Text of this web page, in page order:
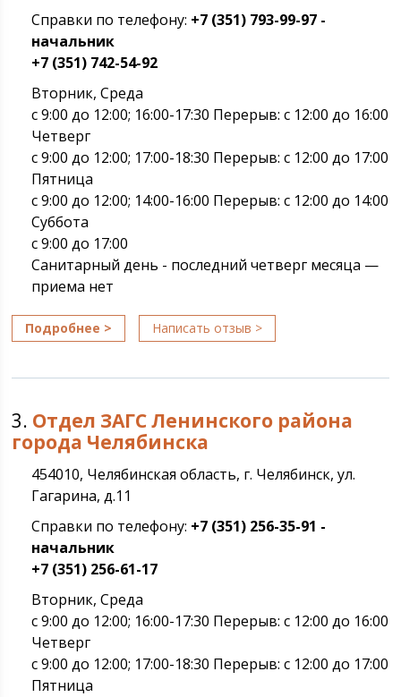
Справки по телефону: +7 (351) 793-99-97 -
начальник
+7 (351) 742-54-92
Вторник, Среда
с 9:00 до 12:00; 16:00-17:30 Перерыв: с 12:00 до 16:00
Четверг
с 9:00 до 12:00; 17:00-18:30 Перерыв: с 12:00 до 17:00
Пятница
с 9:00 до 12:00; 14:00-16:00 Перерыв: с 12:00 до 14:00
Суббота
с 9:00 до 17:00
Санитарный день - последний четверг месяца —
приема нет
Подробнее > Написать отзыв >
3. Отдел ЗАГС Ленинского района
города Челябинска
454010, Челябинская область, г. Челябинск, ул.
Гагарина, д.11
Справки по телефону: +7 (351) 256-35-91 -
начальник
+7 (351) 256-61-17
Вторник, Среда
с 9:00 до 12:00; 16:00-17:30 Перерыв: с 12:00 до 16:00
Четверг
с 9:00 до 12:00; 17:00-18:30 Перерыв: с 12:00 до 17:00
Пятница